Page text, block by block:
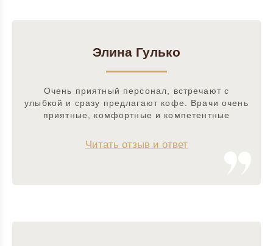
Элина Гулько
Очень приятный персонал, встречают с
улыбкой и сразу предлагают кофе. Врачи очень
приятные, комфортные и компетентные
Читать отзыв и ответ